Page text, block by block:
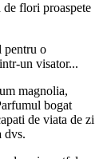
de flori proaspete
pentru o
un visator...
magnolia,
bogat
de viata de zi
dvs.